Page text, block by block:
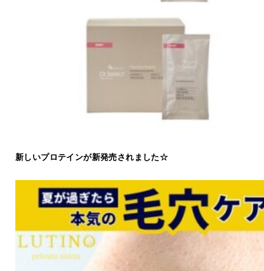
新しいプロテインが新発売されました☆